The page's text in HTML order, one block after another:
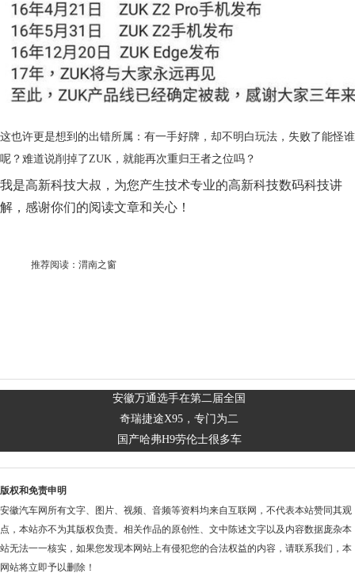
这也许更是想到的出错所属：有一手好牌，却不明白玩法，失败了能怪谁
呢？难道说削掉了ZUK，就能再次重归王者之位吗？
我是高新科技大叔，为您产生技术专业的高新科技数码科技讲
解，感谢你们的阅读文章和关心！
推荐阅读： 渭南之窗
安徽万通选手在第二届全国
奇瑞捷途X95，专门为二
国产哈弗H9劳伦士很多车
版权和免责申明
安徽汽车网所有文字、图片、视频、音频等资料均来自互联网，不代表本站赞同其观
点，本站亦不为其版权负责。相关作品的原创性、文中陈述文字以及内容数据庞杂本
站无法一一核实，如果您发现本网站上有侵犯您的合法权益的内容，请联系我们，本
网站将立即予以删除！